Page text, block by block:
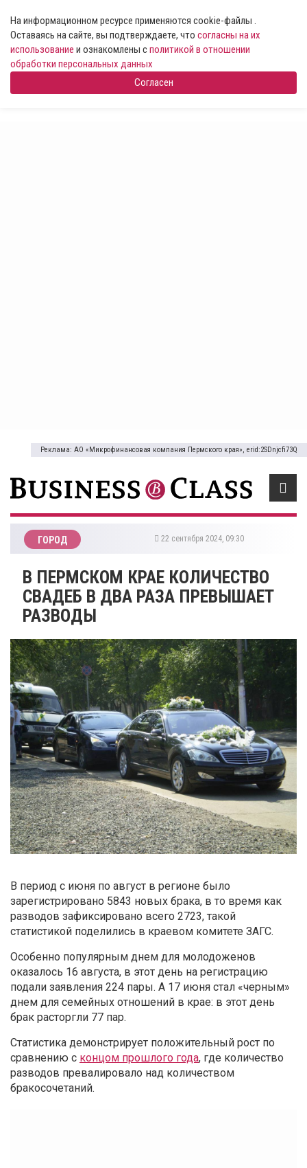
На информационном ресурсе применяются cookie-файлы .
Оставаясь на сайте, вы подтверждаете, что согласны на их
использование и ознакомлены сполитикой в отношении
обработки персональных данных
Согласен
Реклама: АО «Микрофинансовая компания Пермского края», erid:2SDnjcfi73Q
ГОРОД 22 сентября 2024, 09:30
В ПЕРМСКОМ КРАЕ КОЛИЧЕСТВО
СВАДЕБ В ДВА РАЗА ПРЕВЫШАЕТ
РАЗВОДЫ
В период с июня по август в регионе было
зарегистрировано 5843 новых брака, в то время как
разводов зафиксировано всего 2723, такой
статистикой поделились в краевом комитете ЗАГС.
Особенно популярным днем для молодоженов
оказалось 16 августа, в этот день на регистрацию
подали заявления 224 пары. А 17 июня стал «черным»
днем для семейных отношений в крае: в этот день
брак расторгли 77 пар.
Статистика демонстрирует положительный рост по
сравнению с концом прошлого года, где количество
разводов превалировало над количеством
бракосочетаний.